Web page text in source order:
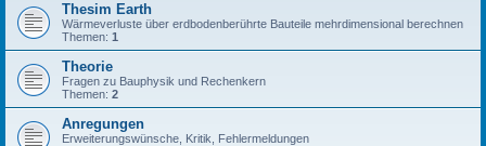
Thesim Earth
Wärmeverluste über erdbodenberührte Bauteile mehrdimensional berechnen
Themen: 1
Theorie
Fragen zu Bauphysik und Rechenkern
Themen: 2
Anregungen
Erweiterungswünsche, Kritik, Fehlermeldungen